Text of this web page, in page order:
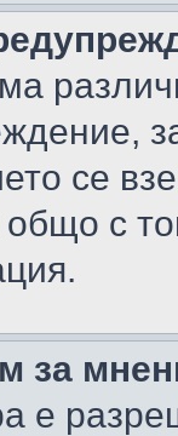
се
с
за
е